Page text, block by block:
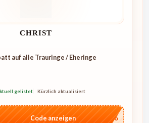
CHRIST
auf alle Trauringe / Eheringe
gelistet Kürzlich aktualisiert
…IT26
Code anzeigen